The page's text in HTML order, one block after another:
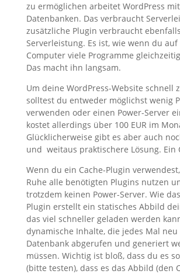
zu ermöglichen arbeitet WordPress mit
Datenbanken. Das verbraucht
zusätzliche Plugin verbraucht ebenfalls
Serverleistung. Es ist, wie wenn du
Computer viele Programme
Das macht ihn langsam.
Um deine WordPress-Website schnell
solltest du entweder möglichst wenig
verwenden oder einen Power-Server
kostet allerdings über 100 EUR im
Glücklicherweise gibt es aber auch
und weitaus praktischere Lösung. Ein
Wenn du ein Cache-Plugin
Ruhe alle benötigten Plugins nutzen
trotzdem keinen Power-Server. Wie
Plugin erstellt ein statisches Abbild
das viel schneller geladen werden
dynamische Inhalte, die jedes Mal neu
Datenbank abgerufen und generiert
müssen. Wichtig ist bloß, dass du es
(bitte testen), dass es das Abbild (den